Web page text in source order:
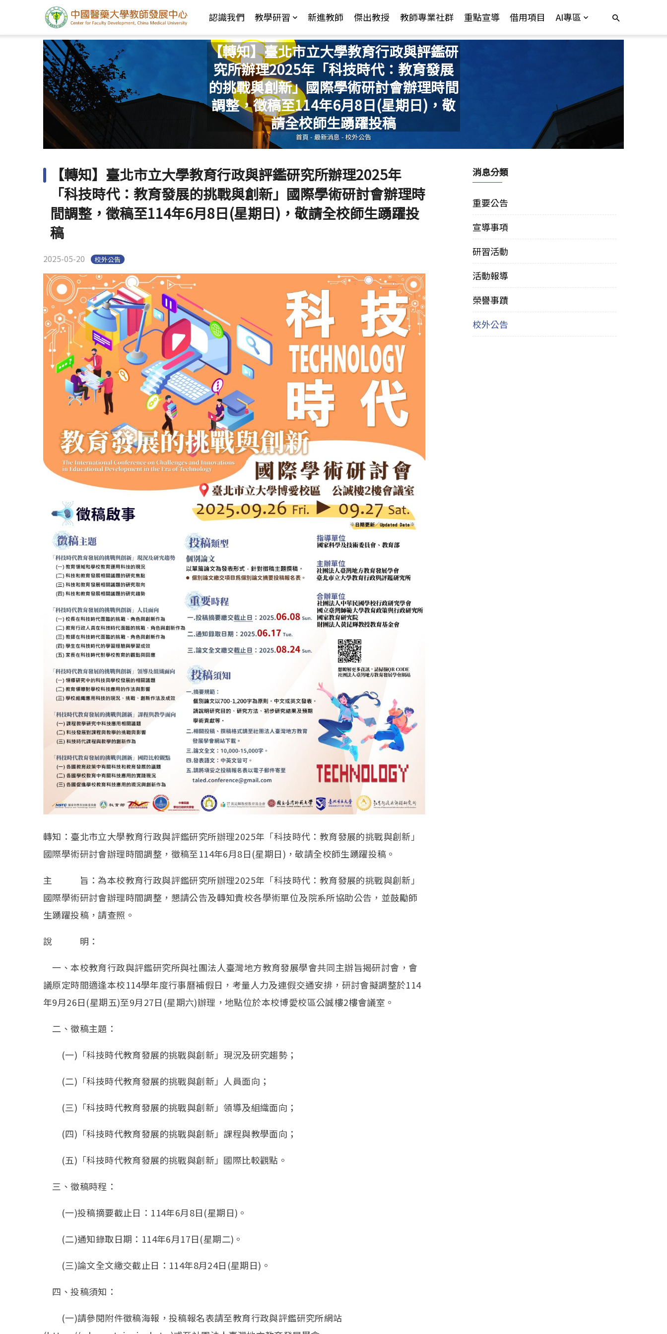
認識我們 教學研習 新進教師 傑出教授 教師專業社群 重點宣導 借用項目 AI專區
【轉知】臺北市立大學教育行政與評鑑研
究所辦理2025年「科技時代：教育發展
的挑戰與創新」國際學術研討會辦理時間
調整，徵稿至114年6月8日(星期日)，敬
請全校師生踴躍投稿
您在這裡
首頁 - 最新消息 - 校外公告
【轉知】臺北市立大學教育行政與評鑑研究所辦理2025年
「科技時代：教育發展的挑戰與創新」國際學術研討會辦理時
間調整，徵稿至114年6月8日(星期日)，敬請全校師生踴躍投
稿
2025-05-20 校外公告
轉知：臺北市立大學教育行政與評鑑研究所辦理2025年「科技時代：教育發展的挑戰與創新」
國際學術研討會辦理時間調整，徵稿至114年6月8日(星期日)，敬請全校師生踴躍投稿。
主 旨：為本校教育行政與評鑑研究所辦理2025年「科技時代：教育發展的挑戰與創新」
國際學術研討會辦理時間調整，懇請公告及轉知貴校各學術單位及院系所協助公告，並鼓勵師
生踴躍投稿，請查照。
說 明：
一、本校教育行政與評鑑研究所與社團法人臺灣地方教育發展學會共同主辦旨揭研討會，會
議原定時間適逢本校114學年度行事曆補假日，考量人力及連假交通安排，研討會擬調整於114
年9月26日(星期五)至9月27日(星期六)辦理，地點位於本校博愛校區公誠樓2樓會議室。
二、徵稿主題：
(一)「科技時代教育發展的挑戰與創新」現況及研究趨勢；
(二)「科技時代教育發展的挑戰與創新」人員面向；
(三)「科技時代教育發展的挑戰與創新」領導及組織面向；
(四)「科技時代教育發展的挑戰與創新」課程與教學面向；
(五)「科技時代教育發展的挑戰與創新」國際比較觀點。
三、徵稿時程：
(一)投稿摘要截止日：114年6月8日(星期日)。
(二)通知錄取日期：114年6月17日(星期二)。
(三)論文全文繳交截止日：114年8月24日(星期日)。
四、投稿須知：
(一)請參閱附件徵稿海報，投稿報名表請至教育行政與評鑑研究所網站
消息分類
重要公告
宣導事項
研習活動
活動報導
榮譽事蹟
校外公告